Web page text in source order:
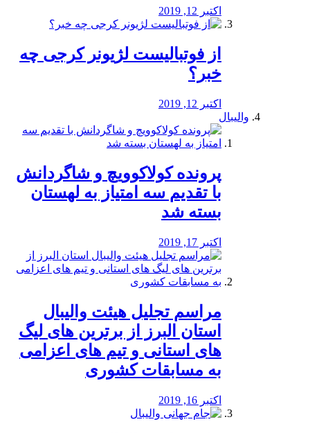
اکتبر 12, 2019
از فوتبالیست لژیونر کرجی چه
خبر؟
اکتبر 12, 2019
والیبال
پرونده کولاکوویچ و شاگردانش
با تقدیم سه امتیاز به لهستان
بسته شد
اکتبر 17, 2019
مراسم تجلیل هیئت والیبال
استان البرز از برترین های لیگ
های استانی و تیم های اعزامی
به مسابقات کشوری
اکتبر 16, 2019